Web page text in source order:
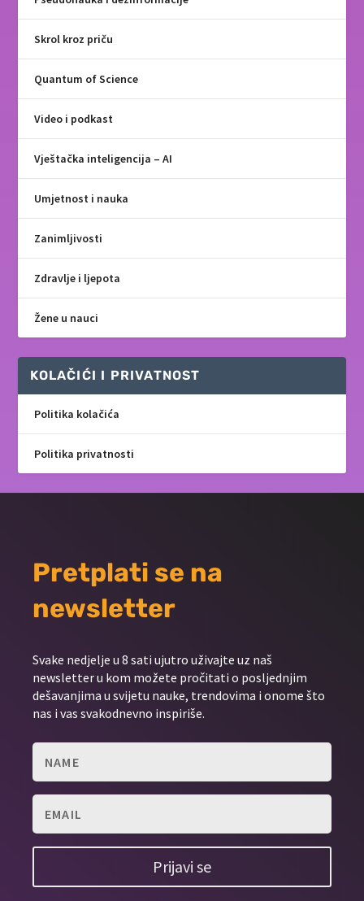
Skrol kroz priču
Quantum of Science
Video i podkast
Vještačka inteligencija – AI
Umjetnost i nauka
Zanimljivosti
Zdravlje i ljepota
Žene u nauci
KOLAČIĆI I PRIVATNOST
Politika kolačića
Politika privatnosti
Pretplati se na
newsletter
Svake nedjelje u 8 sati ujutro uživajte uz naš
newsletter u kom možete pročitati o posljednjim
dešavanjima u svijetu nauke, trendovima i onome što
nas i vas svakodnevno inspiriše.
Prijavi se